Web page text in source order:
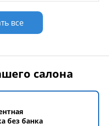
все
салона
без банка